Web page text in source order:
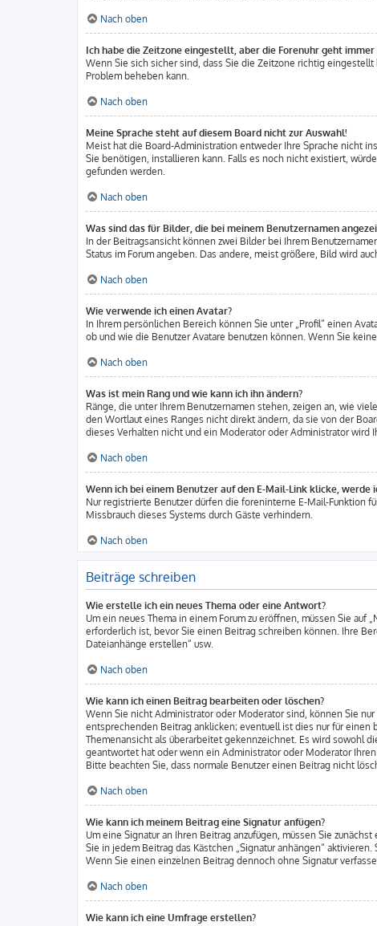
Nach oben
Ich habe die Zeitzone eingestellt, aber die Forenuhr geht immer
Wenn Sie sich sicher sind, dass Sie die Zeitzone richtig
Problem beheben kann.
Nach oben
Meine Sprache steht auf diesem Board nicht zur Auswahl!
Meist hat die Board-Administration entweder Ihre Sprache nicht
Sie benötigen, installieren kann. Falls es noch nicht existiert,
gefunden werden.
Nach oben
Was sind das für Bilder, die bei meinem Benutzernamen
In der Beitragsansicht können zwei Bilder bei Ihrem
Status im Forum angeben. Das andere, meist größere, Bild wird
Nach oben
Wie verwende ich einen Avatar?
In Ihrem persönlichen Bereich können Sie unter „Profil“ einen
ob und wie die Benutzer Avatare benutzen können. Wenn Sie
Nach oben
Was ist mein Rang und wie kann ich ihn ändern?
Ränge, die unter Ihrem Benutzernamen stehen, zeigen an, wie
den Wortlaut eines Ranges nicht direkt ändern, da sie von der
dieses Verhalten nicht und ein Moderator oder Administrator wird
Nach oben
Wenn ich bei einem Benutzer auf den E-Mail-Link klicke,
Nur registrierte Benutzer dürfen die foreninterne E-Mail-Funktion
Missbrauch dieses Systems durch Gäste verhindern.
Nach oben
Beiträge schreiben
Wie erstelle ich ein neues Thema oder eine Antwort?
Um ein neues Thema in einem Forum zu eröffnen, müssen Sie auf
erforderlich ist, bevor Sie einen Beitrag schreiben können. Ihre
Dateianhänge erstellen“ usw.
Nach oben
Wie kann ich einen Beitrag bearbeiten oder löschen?
Wenn Sie nicht Administrator oder Moderator sind, können Sie
entsprechenden Beitrag anklicken; eventuell ist dies nur für
Themenansicht als überarbeitet gekennzeichnet. Es wird sowohl
geantwortet hat oder wenn ein Administrator oder Moderator
Bitte beachten Sie, dass normale Benutzer einen Beitrag nicht
Nach oben
Wie kann ich meinem Beitrag eine Signatur anfügen?
Um eine Signatur an Ihren Beitrag anzufügen, müssen Sie
Sie in jedem Beitrag das Kästchen „Signatur anhängen“
Wenn Sie einen einzelnen Beitrag dennoch ohne Signatur
Nach oben
Wie kann ich eine Umfrage erstellen?